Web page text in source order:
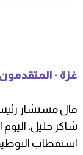
غزة - المتقدمون
قال مستشار
شاكر خليل،
استقطاب